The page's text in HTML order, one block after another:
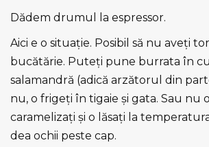
Dădem drumul la espressor.
Aici e o situație. Posibil să nu aveți
bucătărie. Puteți pune burrata în
salamandră (adică arzătorul din
nu, o frigeți în tigaie și gata. Sau nu
caramelizați și o lăsați la
dea ochii peste cap.